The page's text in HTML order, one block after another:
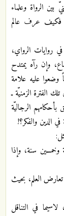
الرواة وعلماء
فكيف عرف عالم
روايات الرواي،
وإن رآه يمتدح
عليه علامة
الفترة الزمنيّة ـ
الرجاليّة
الدين والفكر؟!
سنة، وإذا
العلم، بحيث
في التناقل